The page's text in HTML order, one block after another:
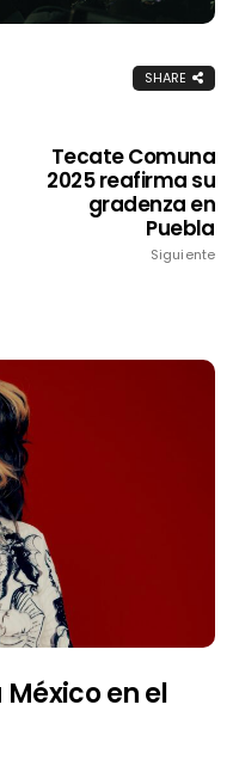
SHARE
Tecate Comuna
2025 reafirma su
gradenza en
Puebla
Siguiente
México en el